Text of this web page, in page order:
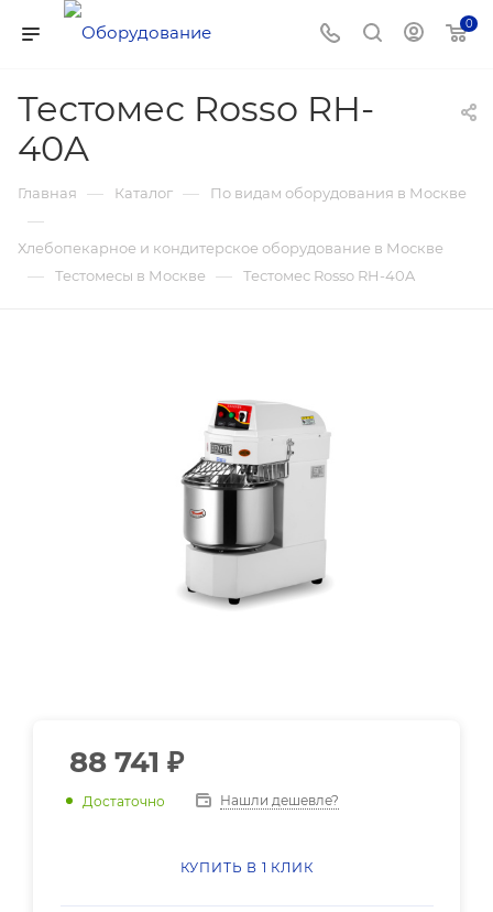
0
Тестомес Rosso RH-
40A
Главная — Каталог — По видам оборудования в Москве
—
Хлебопекарное и кондитерское оборудование в Москве
— Тестомесы в Москве — Тестомес Rosso RH-40A
88 741 ₽
Достаточно Нашли дешевле?
КУПИТЬ В 1 КЛИК